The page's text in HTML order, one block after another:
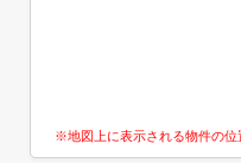
※地図上に表示される物件の位